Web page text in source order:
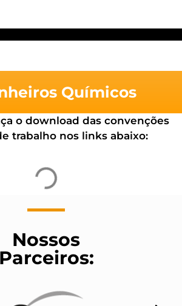
Químicos
o download das convenções
trabalho nos links abaixo:
Nossos
Parceiros: